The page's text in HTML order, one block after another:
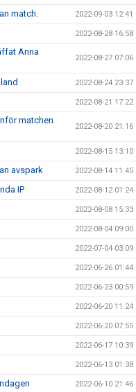
match. 2022-09-03 12:41
2022-08-28 16:58
Anna
2022-08-27 07:06
2022-08-24 23:37
2022-08-21 17:22
matchen
2022-08-20 21:16
2022-08-15 13:10
avspark 2022-08-14 11:45
IP 2022-08-12 01:24
2022-08-08 15:33
2022-08-04 09:00
2022-07-04 03:09
2022-06-26 01:44
2022-06-23 00:59
2022-06-20 11:24
2022-06-20 07:55
2022-06-17 10:39
2022-06-13 01:38
2022-06-10 21:46